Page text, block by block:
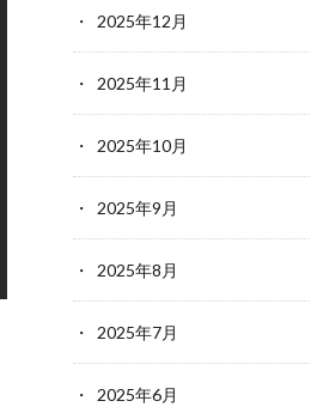
2025年12月
2025年11月
2025年10月
2025年9月
2025年8月
2025年7月
2025年6月